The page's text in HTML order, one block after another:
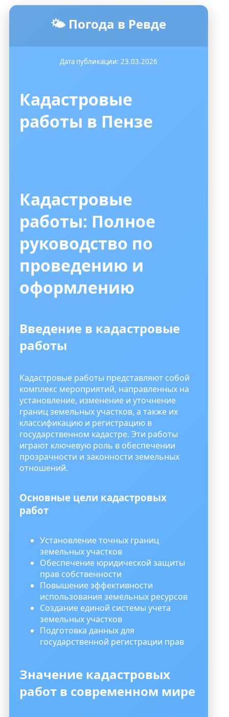
🌤️ Погода в Ревде
Дата публикации: 23.03.2026
Кадастровые
работы в Пензе
Кадастровые
работы: Полное
руководство по
проведению и
оформлению
Введение в кадастровые
работы
Кадастровые работы представляют собой
комплекс мероприятий, направленных на
установление, изменение и уточнение
границ земельных участков, а также их
классификацию и регистрацию в
государственном кадастре. Эти работы
играют ключевую роль в обеспечении
прозрачности и законности земельных
отношений.
Основные цели кадастровых
работ
Установление точных границ
земельных участков
Обеспечение юридической защиты
прав собственности
Повышение эффективности
использования земельных ресурсов
Создание единой системы учета
земельных участков
Подготовка данных для
государственной регистрации прав
Значение кадастровых
работ в современном мире